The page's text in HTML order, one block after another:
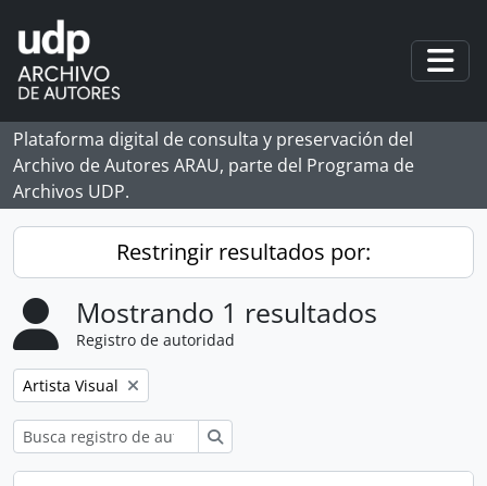
Skip to main content
Plataforma digital de consulta y preservación del
Archivo de Autores ARAU, parte del Programa de
Archivos UDP.
Restringir resultados por:
Mostrando 1 resultados
Registro de autoridad
Remove filter:
Artista Visual